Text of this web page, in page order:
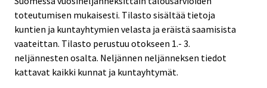
toteutumisen mukaisesti. Tilasto sisältää tietoja
kuntien ja kuntayhtymien velasta ja eräistä saamisista
vaateittan. Tilasto perustuu otokseen 1.- 3.
neljännesten osalta. Neljännen neljänneksen tiedot
kattavat kaikki kunnat ja kuntayhtymät.